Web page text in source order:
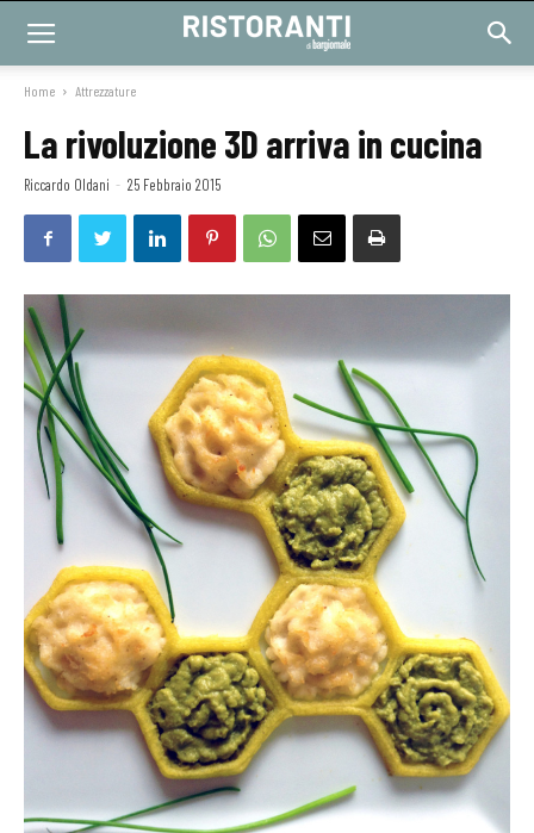
Home Attrezzature
La rivoluzione 3D arriva in cucina
Riccardo Oldani - 25 Febbraio 2015